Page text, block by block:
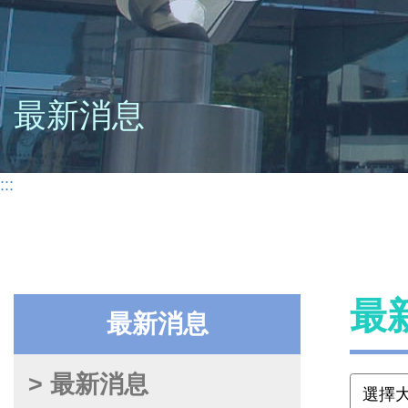
最新消息
:::
最新消息
> 最新消息
最